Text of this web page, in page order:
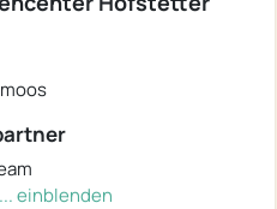
einblenden